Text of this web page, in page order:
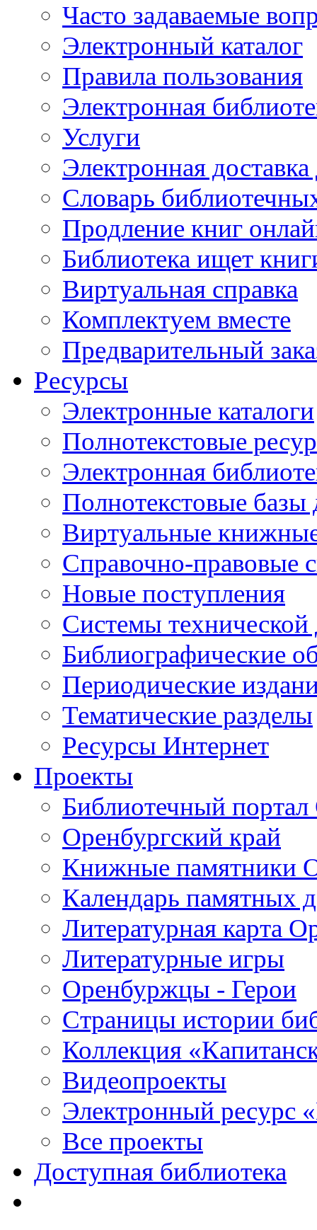
Часто задаваемые
Электронный каталог
Правила пользования
Электронная
Услуги
Электронная
Словарь
Продление книг
Библиотека ищет
Виртуальная справка
Комплектуем вместе
Предварительный
Ресурсы
Электронные каталоги
Полнотекстовые
Электронная
Полнотекстовые
Виртуальные
Справочно-правовые
Новые поступления
Cистемы
Библиографические
Периодические
Тематические разделы
Ресурсы Интернет
Проекты
Библиотечный портал
Оренбургский край
Книжные памятники
Календарь памятных
Литературная карта
Литературные игры
Оренбуржцы - Герои
Страницы истории
Коллекция
Видеопроекты
Электронный ресурс
Все проекты
Доступная библиотека